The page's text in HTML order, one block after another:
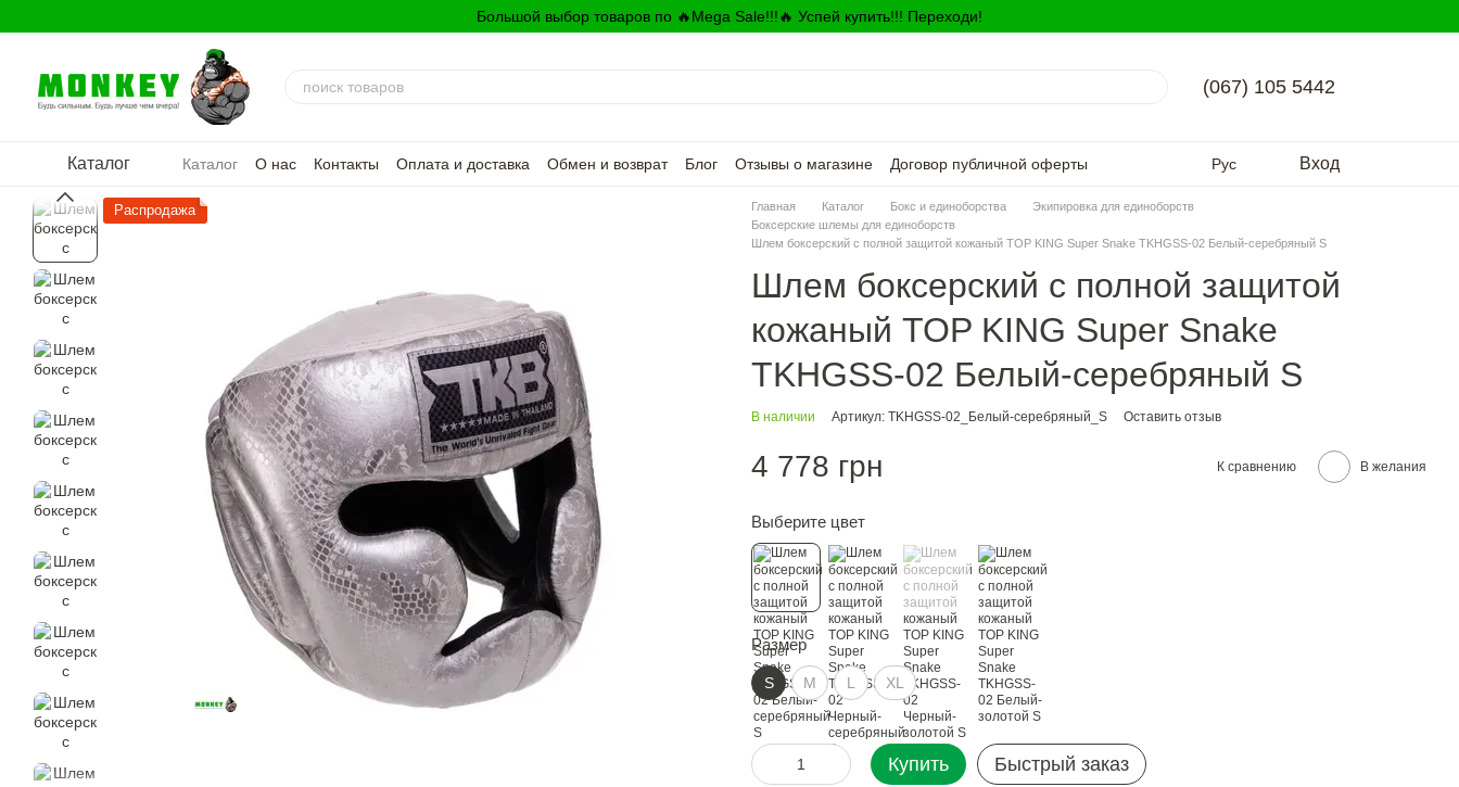
Большой выбор товаров по 🔥Mega Sale!!!🔥 Успей купить!!! Переходи!
(067) 105 5442
Каталог Каталог О нас Контакты Оплата и доставка Обмен и возврат Блог Отзывы о магазине
Договор публичной оферты
Рус Вход
Распродажа Главная Каталог Бокс и единоборства
Экипировка для единоборств
Боксерские шлемы для единоборств
Шлем боксерский с полной защитой кожаный TOP KING Super Snake TKHGSS-02 Белый-серебряный S
Шлем боксерский с полной защитой
кожаный TOP KING Super Snake
TKHGSS-02 Белый-серебряный S
В наличии Артикул: TKHGSS-02_Белый-серебряный_S Оставить отзыв
4 778 грн К сравнению В желания
Выберите цвет
Размер
S M L XL
Купить Быстрый заказ